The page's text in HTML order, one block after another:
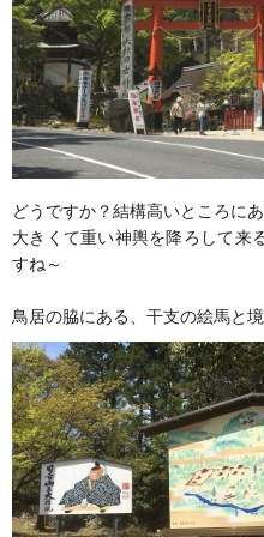
どうですか？結構高いところにあ
大きくて重い神輿を降ろして来
すね～
鳥居の脇にある、干支の絵馬と境